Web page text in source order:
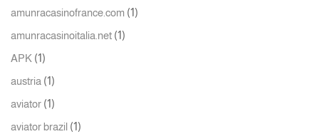
amunracasinofrance.com (1)
amunracasinoitalia.net (1)
APK (1)
austria (1)
aviator (1)
aviator brazil (1)